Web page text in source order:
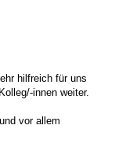
hilfreich für uns
innen weiter.
vor allem